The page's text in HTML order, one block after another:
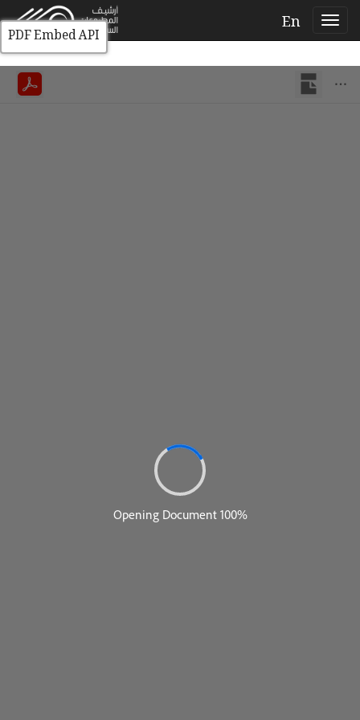
En
PDF Embed API